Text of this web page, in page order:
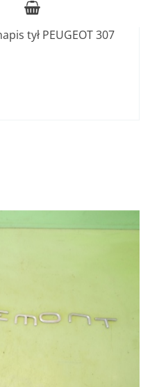
tył PEUGEOT 307